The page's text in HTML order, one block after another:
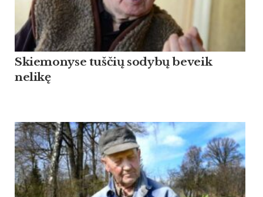
Skiemonyse tuščių sodybų beveik
nelikę